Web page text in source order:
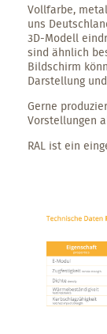
Vollfarbe,
uns
3D-Modell
sind ähnlich
Bildschirm
Darstellung
Gerne
Vorstellungen
RAL ist ein